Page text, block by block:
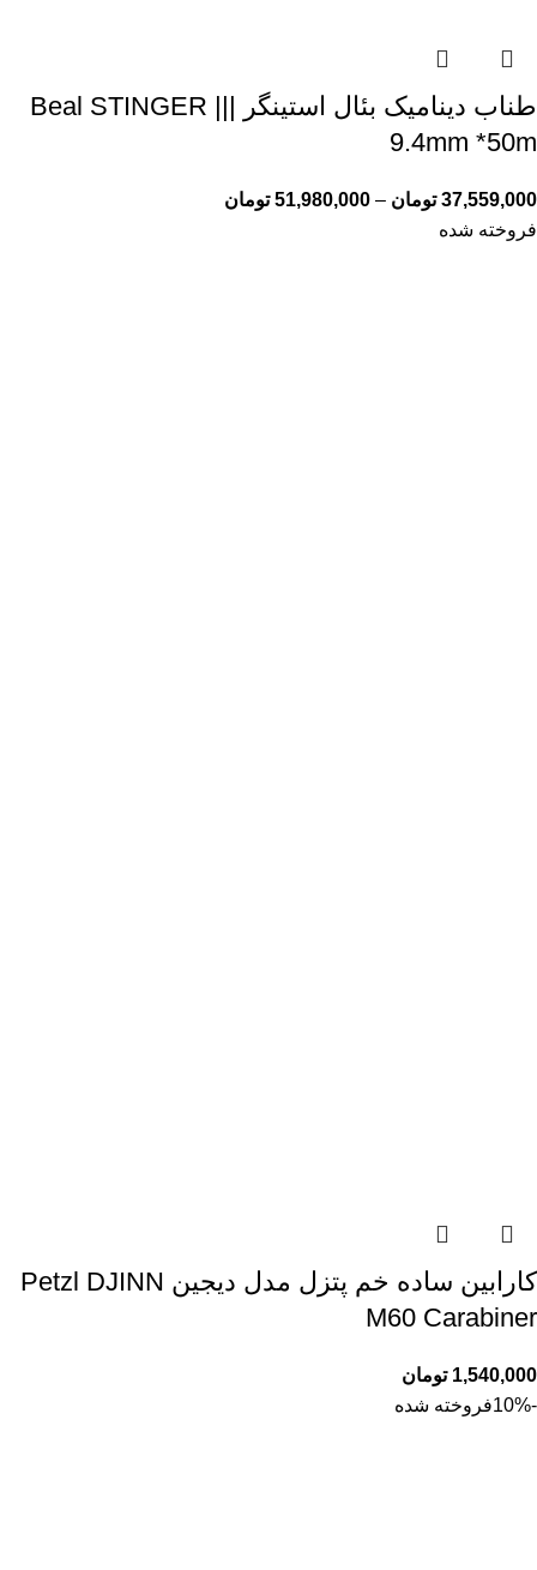
طناب دینامیک بئال استینگر Beal STINGER |||
9.4mm *50m
37,559,000 تومان –
51,980,000 تومان
فروخته شده
کارابین ساده خم پتزل مدل دیجین Petzl DJINN
M60 Carabiner
1,540,000 تومان
-10%
فروخته شده